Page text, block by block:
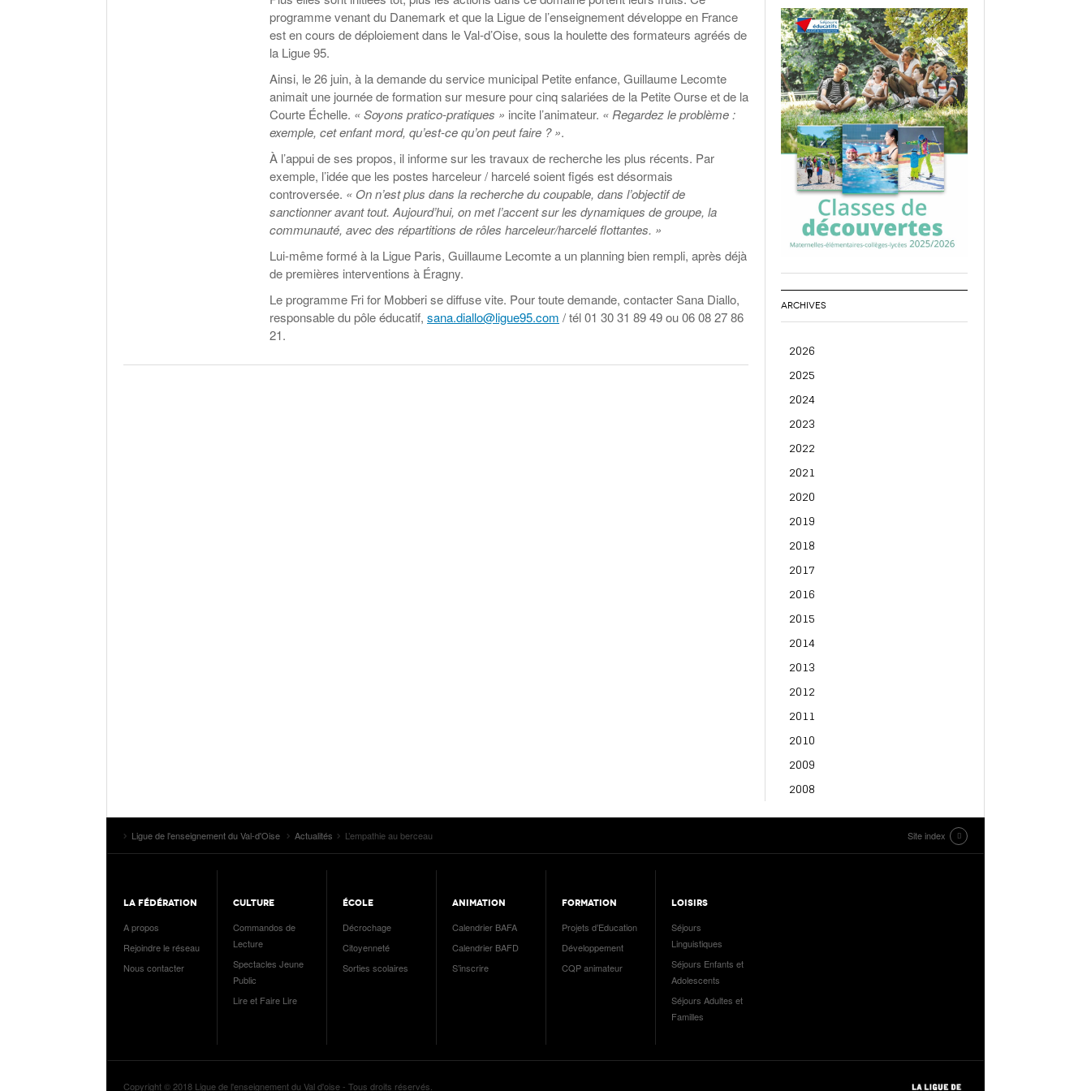
programme venant du Danemark et que la Ligue de l’enseignement développe en France
est en cours de déploiement dans le Val-d’Oise, sous la houlette des formateurs agréés de
la Ligue 95.
Ainsi, le 26 juin, à la demande du service municipal Petite enfance, Guillaume Lecomte
animait une journée de formation sur mesure pour cinq salariées de la Petite Ourse et de la
Courte Échelle. « Soyons pratico-pratiques » incite l’animateur. « Regardez le problème :
exemple, cet enfant mord, qu’est-ce qu’on peut faire ? ».
À l’appui de ses propos, il informe sur les travaux de recherche les plus récents. Par
exemple, l’idée que les postes harceleur / harcelé soient figés est désormais
controversée. « On n’est plus dans la recherche du coupable, dans l’objectif de
sanctionner avant tout. Aujourd’hui, on met l’accent sur les dynamiques de groupe, la
communauté, avec des répartitions de rôles harceleur/harcelé flottantes. »
Lui-même formé à la Ligue Paris, Guillaume Lecomte a un planning bien rempli, après déjà
de premières interventions à Éragny.
Le programme Fri for Mobberi se diffuse vite. Pour toute demande, contacter Sana Diallo,
responsable du pôle éducatif, sana.diallo@ligue95.com / tél 01 30 31 89 49 ou 06 08 27 86
21.
ARCHIVES
2026
2025
2024
2023
2022
2021
2020
2019
2018
2017
2016
2015
2014
2013
2012
2011
2010
2009
2008
Ligue de l'enseignement du Val-d'Oise Actualités L’empathie au berceau Site index
LA FÉDÉRATION
A propos
Rejoindre le réseau
Nous contacter
CULTURE
Commandos de
Lecture
Spectacles Jeune
Public
Lire et Faire Lire
ÉCOLE
Décrochage
Citoyenneté
Sorties scolaires
ANIMATION
Calendrier BAFA
Calendrier BAFD
S’inscrire
FORMATION
Projets d’Education
Développement
CQP animateur
LOISIRS
Séjours
Linguistiques
Séjours Enfants et
Adolescents
Séjours Adultes et
Familles
Copyright © 2018 Ligue de l'enseignement du Val d'oise - Tous droits réservés.